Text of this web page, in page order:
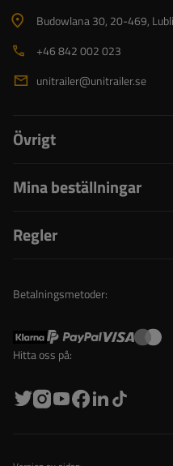
Budowlana 30, 20-469,
+46 842 002 023
unitrailer@unitrailer.se
Övrigt
Mina beställningar
Regler
Betalningsmetoder:
Hitta oss på: